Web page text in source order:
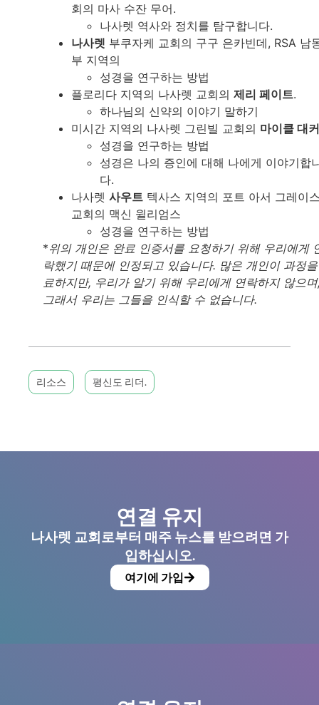
회의 마사 수잔 무어.
나사렛 역사와 정치를 탐구합니다.
나사렛 부쿠자케 교회의 구구 은카빈데, RSA 남
부 지역의
성경을 연구하는 방법
플로리다 지역의 나사렛 교회의 제리 페이트.
하나님의 신약의 이야기 말하기
미시간 지역의 나사렛 그린빌 교회의 마이클 대커
성경을 연구하는 방법
성경은 나의 증인에 대해 나에게 이야기합
다.
나사렛 사우트 텍사스 지역의 포트 아서 그레이
교회의 맥신 윌리엄스
성경을 연구하는 방법
*위의 개인은 완료 인증서를 요청하기 위해 우리에게
락했기 때문에 인정되고 있습니다. 많은 개인이 과정
료하지만, 우리가 알기 위해 우리에게 연락하지 않으
그래서 우리는 그들을 인식할 수 없습니다.
리소스 평신도 리더.
연결 유지
나사렛 교회로부터 매주 뉴스를 받으려면 가
입하십시오.
여기에 가입